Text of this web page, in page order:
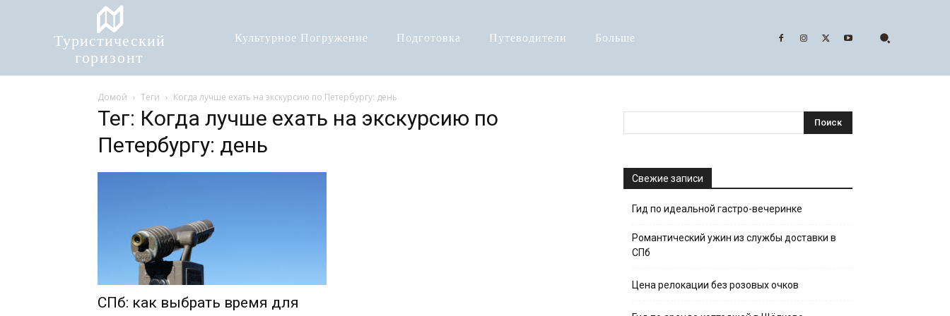
Туристический
горизонт
Культурное Погружение Подготовка Путеводители Больше
Домой Теги Когда лучше ехать на экскурсию по Петербургу: день
Тег: Когда лучше ехать на экскурсию по
Петербургу: день
СПб: как выбрать время для
Свежие записи
Гид по идеальной гастро-вечеринке
Романтический ужин из службы доставки в
СПб
Цена релокации без розовых очков